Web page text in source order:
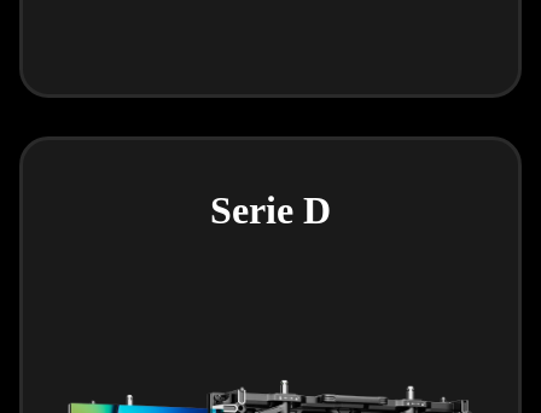
Serie D